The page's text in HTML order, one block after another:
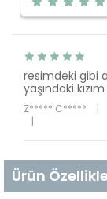
resimdeki gibi
yaşındaki
Z***** C***** |
|
Ürün